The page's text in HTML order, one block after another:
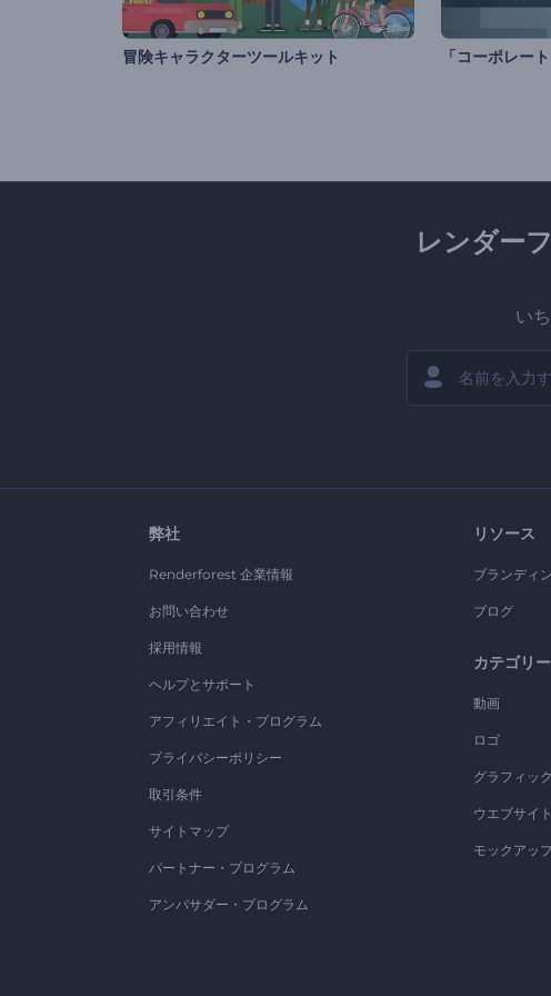
冒険キャラクターツールキット
レンダー
い
弊社
Renderforest 企業情報
お問い合わせ
採用情報
ヘルプとサポート
アフィリエイト・プログラム
プライバシーポリシー
取引条件
サイトマップ
パートナー・プログラム
アンバサダー・プログラム
リソース
ブランディ
ブログ
カテゴリー
動画
ロゴ
グラフィッ
ウエブサイト
モックアッ